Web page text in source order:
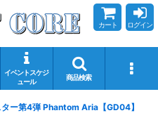
カート ログイン
イベントスケジ
ュール
商品検索
ター第4弾 Phantom Aria【GD04】